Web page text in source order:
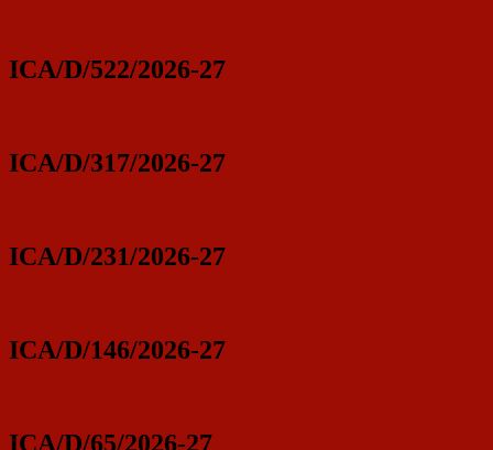
ICA/D/522/2026-27
ICA/D/317/2026-27
ICA/D/231/2026-27
ICA/D/146/2026-27
ICA/D/65/2026-27